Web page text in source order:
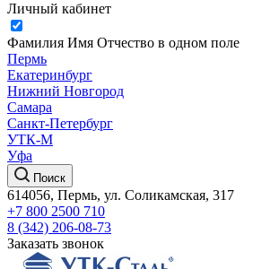
Личный кабинет
Фамилия Имя Отчество в одном поле
Пермь
Екатеринбург
Нижний Новгород
Самара
Санкт-Петербург
УТК-М
Уфа
Поиск
614056, Пермь, ул. Соликамская, 317
+7 800 2500 710
8 (342) 206-08-73
Заказать звонок